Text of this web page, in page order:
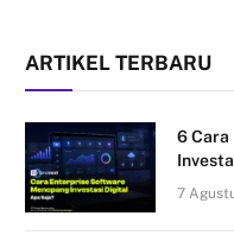
ARTIKEL TERBARU
6
7